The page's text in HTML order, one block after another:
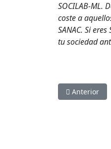
SOCILAB-ML.
coste a
SANAC. Si
tu sociedad
Artículo
Anterior